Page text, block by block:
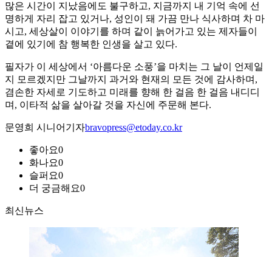
많은 시간이 지났음에도 불구하고, 지금까지 내 기억 속에 선
명하게 자리 잡고 있거나, 성인이 돼 가끔 만나 식사하며 차 마
시고, 세상살이 이야기를 하며 같이 늙어가고 있는 제자들이
곁에 있기에 참 행복한 인생을 살고 있다.
필자가 이 세상에서 ‘아름다운 소풍’을 마치는 그 날이 언제일
지 모르겠지만 그날까지 과거와 현재의 모든 것에 감사하며,
겸손한 자세로 기도하고 미래를 향해 한 걸음 한 걸음 내디디
며, 이타적 삶을 살아갈 것을 자신에 주문해 본다.
문영희 시니어기자bravopress@etoday.co.kr
좋아요0
화나요0
슬퍼요0
더 궁금해요0
최신뉴스